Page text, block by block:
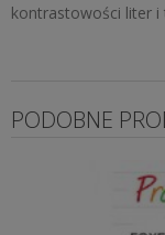
kontrastowości liter i
PODOBNE